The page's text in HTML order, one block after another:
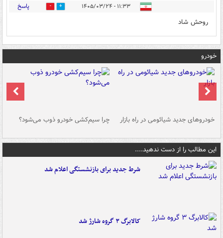
۱۱:۳۳ - ۱۴۰۵/۰۳/۲۴ 0 پاسخ
روحش شاد
خودرو
خودروهای جدید شیائومی در راه بازار چرا سیم‌کشی خودرو ذوب می‌شود؟
این مطالب را از دست ندهید....
شرط جدید برای بازنشستگی اعلام شد
کالابرگ ۳ گروه شارژ شد